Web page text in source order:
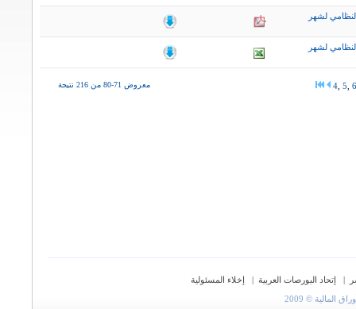
لشهر
لشهر
معروض 71-80 من 216 نتيجة 4 5 6
| إتحاد البورصات العربية |
إخلاء المسئولية
© 2009